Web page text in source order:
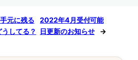
元に残る
してる？
2022年4月受付可能
日更新のお知らせ
→